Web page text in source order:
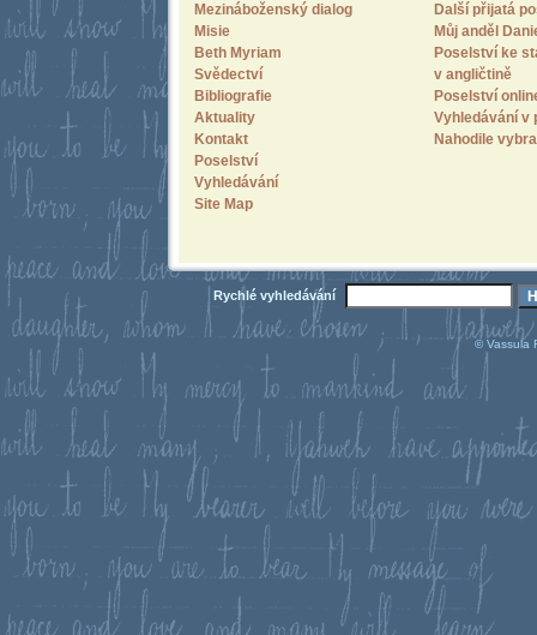
Mezináboženský dialog
Misie
Beth Myriam
Svědectví
Bibliografie
Aktuality
Kontakt
Poselství
Vyhledávání
Site Map
Další přijatá
Můj anděl
Poselství ke
v angličtině
Poselství
Vyhledávání v
Nahodile
Rychlé vyhledávání
© Vassula